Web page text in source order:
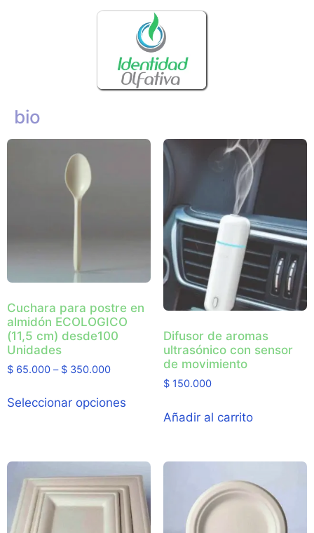
bio
Cuchara para postre en
almidón ECOLOGICO
(11,5 cm) desde100
Unidades
$ 65.000 – $ 350.000
Seleccionar opciones
Difusor de aromas
ultrasónico con sensor
de movimiento
$150.000
Añadir al carrito